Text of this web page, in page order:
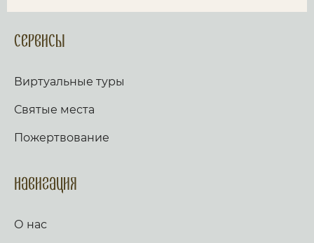
Сервисы
Виртуальные туры
Святые места
Пожертвование
Навигация
О нас